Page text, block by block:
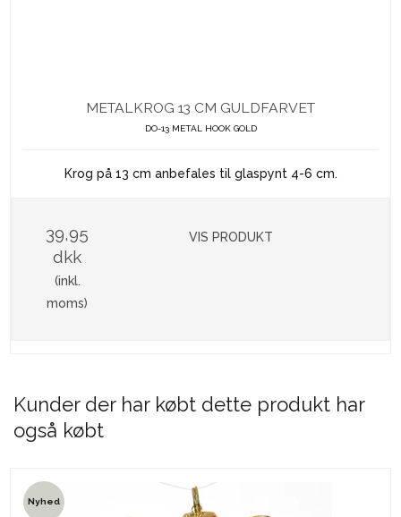
METALKROG 13 CM GULDFARVET
DO-13 METAL HOOK GOLD
Krog på 13 cm anbefales til glaspynt 4-6 cm.
39,95
dkk
(inkl.
moms)
VIS PRODUKT
Kunder der har købt dette produkt har
også købt
Nyhed